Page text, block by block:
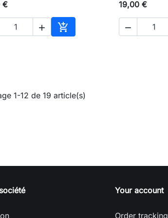
€
 
Ajouter au panier
19,00 €

1-12 de 19 article(s)
Your account
Order tracking